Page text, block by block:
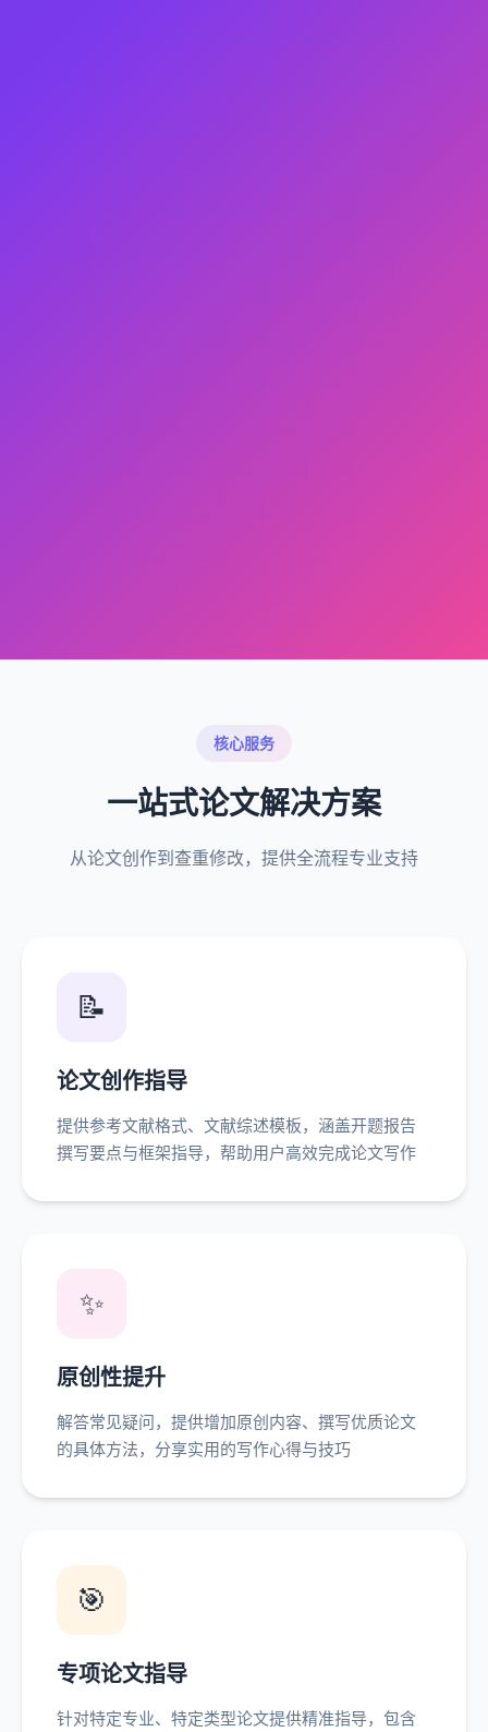
核心服务
一站式论文解决方案
从论文创作到查重修改，提供全流程专业支持
📝
论文创作指导
提供参考文献格式、文献综述模板，涵盖开题报告
撰写要点与框架指导，帮助用户高效完成论文写作
✨
原创性提升
解答常见疑问，提供增加原创内容、撰写优质论文
的具体方法，分享实用的写作心得与技巧
🎯
专项论文指导
针对特定专业、特定类型论文提供精准指导，包含